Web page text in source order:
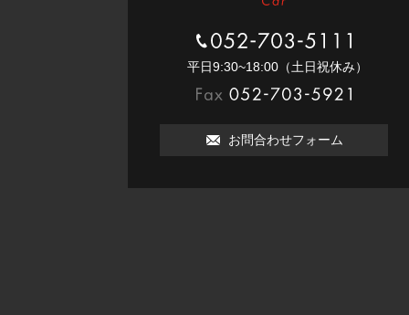
052-703-5111
平⽇9:30~18:00（⼟⽇祝休み）
お問合わせフォーム